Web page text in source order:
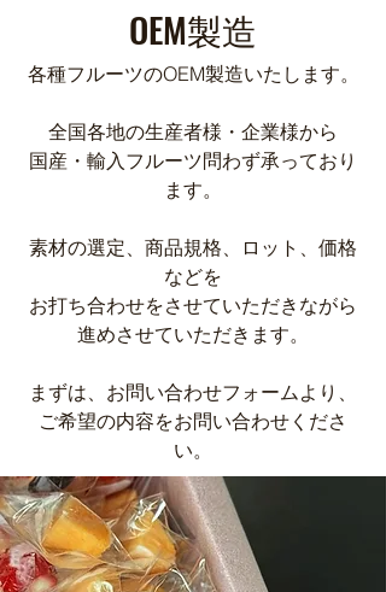
​OEM製造
各種フルーツのOEM製造いたします。
全国各地の生産者様・企業様から
国産・輸入フルーツ問わず承っており
ます。
素材の選定、商品規格、ロット、価格
などを
お打ち合わせをさせていただきながら
進めさせていただきます。
まずは、お問い合わせフォームより、
ご希望の内容をお問い合わせくださ
い。